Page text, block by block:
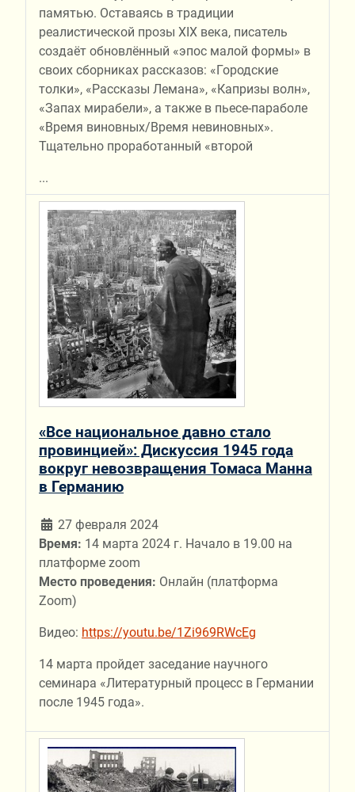
памятью. Оставаясь в традиции
реалистической прозы XIX века, писатель
создаёт обновлённый «эпос малой формы» в
своих сборниках рассказов: «Городские
толки», «Рассказы Лемана», «Капризы волн»,
«Запах мирабели», а также в пьесе-параболе
«Время виновных/Время невиновных».
Тщательно проработанный «второй
...
«Все национальное давно стало
провинцией»: Дискуссия 1945 года
вокруг невозвращения Томаса Манна
в Германию
27 февраля 2024
Время: 14 марта 2024 г. Начало в 19.00 на
платформе zoom
Место проведения: Онлайн (платформа
Zoom)
Видео: https://youtu.be/1Zi969RWcEg
14 марта пройдет заседание научного
семинара «Литературный процесс в Германии
после 1945 года».